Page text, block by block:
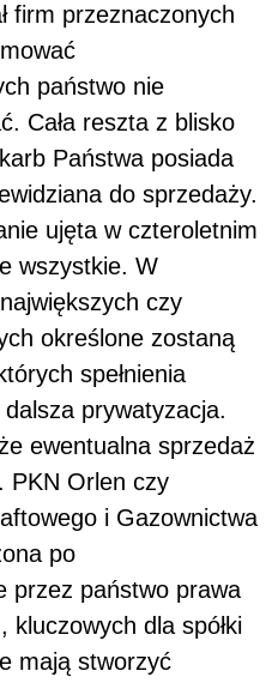
firm przeznaczonych
państwo nie
Cała reszta z blisko
Państwa posiada
do sprzedaży.
ujęta w czteroletnim
wszystkie. W
czy
określone zostaną
spełnienia
prywatyzacja.
ewentualna sprzedaż
PKN Orlen czy
i Gazownictwa
po
przez państwo prawa
dla spółki
mają stworzyć